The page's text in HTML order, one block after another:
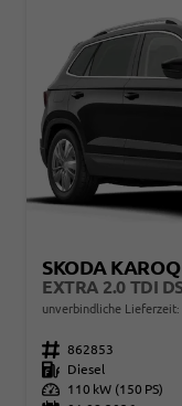
SKODA KAROQ
unverbindliche Lieferzeit:
Fahrzeugnr. 862853
Kraftstoff
Diesel
Leistung
110 kW (150 PS)